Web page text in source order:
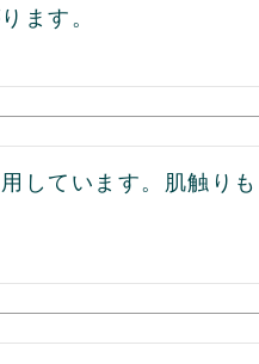
ます。
しています。肌触り